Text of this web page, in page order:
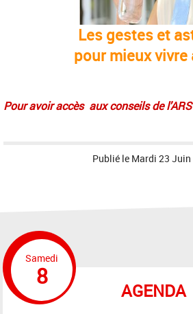
Les gestes et
pour mieux vivre
Pour avoir accès aux conseils de l'ARS
Publié le Mardi 23 Juin
AGENDA
Samedi
8